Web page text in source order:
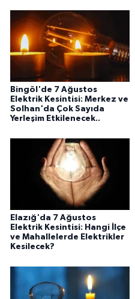
Bingöl'de 7 Ağustos
Elektrik Kesintisi: Merkez ve
Solhan'da Çok Sayıda
Yerleşim Etkilenecek..
Elazığ'da 7 Ağustos
Elektrik Kesintisi: Hangi İlçe
ve Mahallelerde Elektrikler
Kesilecek?